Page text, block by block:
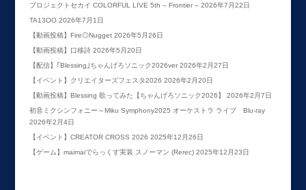
プロジェクトセカイ COLORFUL LIVE 5th – Frontier – 2026年7月22日
TA13OO 2026年7月1日
【動画投稿】Fire◎Nugget 2026年5月26日
【動画投稿】口移詩 2026年5月20日
【配信】｢Blessing｣ちゃんげろソニック2026ver 2026年2月27日
【イベント】クリエイターズフェスタ2026 2026年2月20日
【動画投稿】Blessing 歌ってみた【ちゃんげろソニック2026】
2026年2月7日
初音ミクシンフォニー～Miku Symphony2025 オーケストラ ライブ Blu-ray
2026年2月4日
【イベント】CREATOR CROSS 2026 2025年12月26日
【ゲーム】maimaiでらっくす実装 スノーマン (Rerec) 2025年12月23日